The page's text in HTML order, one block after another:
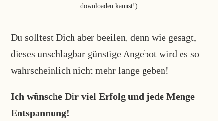
downloaden kannst!)
Du solltest Dich aber beeilen, denn wie gesagt,
dieses unschlagbar günstige Angebot wird es so
wahrscheinlich nicht mehr lange geben!
Ich wünsche Dir viel Erfolg und jede Menge
Entspannung!